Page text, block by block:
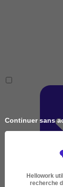
Continuer sans
Hellowork
recherche